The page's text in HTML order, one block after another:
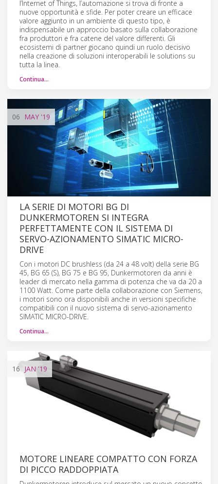
l’Internet of Things, l’automazione si trova di fronte a
nuove opportunità e sfide. Per poter creare un efficace
valore aggiunto in un ambiente di questo tipo, è
indispensabile un approccio basato sulla collaborazione
fra produttori e fra catene del valore differenti. Gli
ecosistemi di partner giocano quindi un ruolo decisivo
nella creazione di soluzioni interoperabili le solutions su
tutta la linea.
Continua…
06 MAY '19
LA SERIE DI MOTORI BG DI
DUNKERMOTOREN SI INTEGRA
PERFETTAMENTE CON IL SISTEMA DI
SERVO-AZIONAMENTO SIMATIC MICRO-
DRIVE
Con i motori DC brushless (da 24 a 48 volt) della serie BG
45, BG 65 (S), BG 75 e BG 95, Dunkermotoren da anni è
leader di mercato nella gamma di potenza che va da 20 a
1100 Watt. Come parte della collaborazione con Siemens,
i motori sono ora disponibili anche in versioni specifiche
compatibili con il nuovo sistema di servo-azionamento
SIMATIC MICRO-DRIVE.
Continua…
16 JAN '19
MOTORE LINEARE COMPATTO CON FORZA
DI PICCO RADDOPPIATA